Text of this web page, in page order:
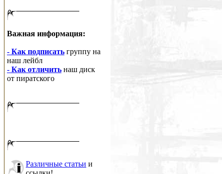
Важная информация:
- Как подписать группу на
наш лейбл
- Как отличить наш диск
от пиратского
Различные статьи и